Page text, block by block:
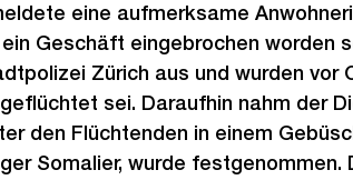
eine aufmerksame
Geschäft eingebrochen worden
Zürich aus und wurden vor
sei. Daraufhin nahm der
den Flüchtenden in einem
Somalier, wurde